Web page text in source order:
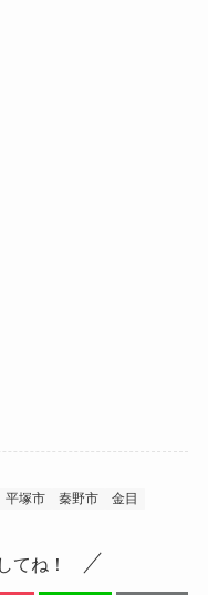
平塚市 秦野市 金目
てね！